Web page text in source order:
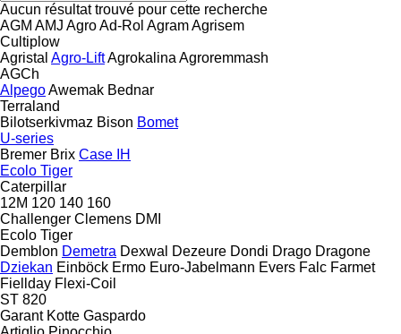
Aucun résultat trouvé pour cette recherche
AGM AMJ AgroAd-Rol AgramAgrisem
Cultiplow
Agristal Agro-LiftAgrokalina Agroremmash
AGCh
AlpegoAwemak Bednar
Terraland
Bilotserkivmaz Bison Bomet
U-series
Bremer Brix Case IH
Ecolo Tiger
Caterpillar
12M 120 140 160
Challenger Clemens DMI
Ecolo Tiger
Demblon Demetra Dexwal Dezeure Dondi Drago Dragone
Dziekan Einböck Ermo Euro-Jabelmann Evers Falc Farmet
Fiellday Flexi-Coil
ST 820
Garant Kotte Gaspardo